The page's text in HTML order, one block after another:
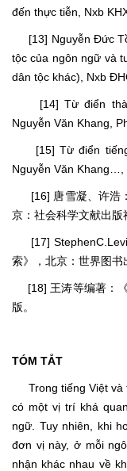
đến thực tiễn, Nxb
[13] Nguyễn Đức
tộc của ngôn ngữ và
dân tộc khác), Nxb
[14] Từ điển
Nguyễn Văn Khang,
[15] Từ điển tiếng
Nguyễn Văn Khang…,
[16] 唐雪凝、许浩：
京：社会科学文献出版
[17]
索》，北京：世界图书
[18] 王涛等编著：《
版。
TÓM TẮT
Trong tiếng Việt và
có một vị trí khá
ngữ. Tuy nhiên, khi
đơn vị này, ở mỗi
nhận khác nhau về